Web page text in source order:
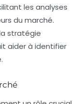
les analyses
du marché.
stratégie
aider à identifier